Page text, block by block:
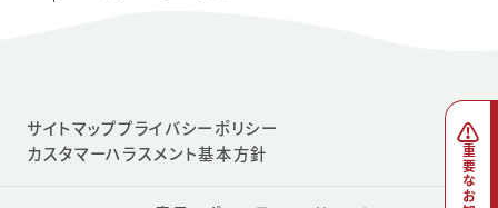
サイトマッププライバシーポリシー
カスタマーハラスメント基本方針